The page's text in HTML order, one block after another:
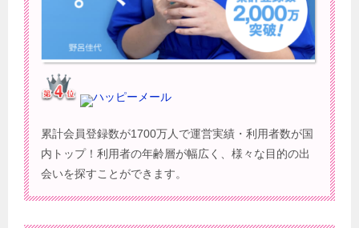
ハッピーメール
累計会員登録数が1700万人で運営実績・利用者数が国
内トップ！利用者の年齢層が幅広く、様々な目的の出
会いを探すことができます。